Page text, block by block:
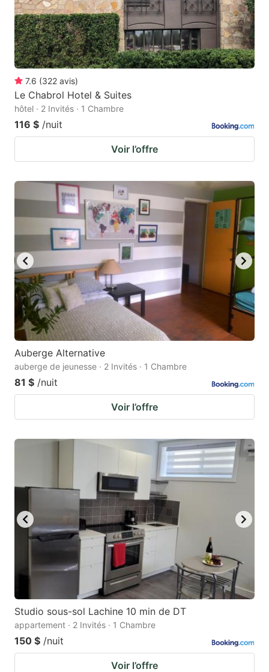
7.6 (322 avis)
Le Chabrol Hotel & Suites
hôtel · 2 Invités · 1 Chambre
116 $ /nuit
Voir l’offre
Auberge Alternative
auberge de jeunesse · 2 Invités · 1 Chambre
81 $ /nuit
Voir l’offre
Studio sous-sol Lachine 10 min de DT
appartement · 2 Invités · 1 Chambre
150 $ /nuit
Voir l’offre